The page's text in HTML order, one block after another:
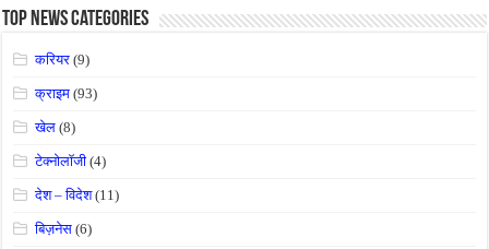
Top News Categories
करियर (9)
क्राइम (93)
खेल (8)
टेक्नोलॉजी (4)
देश – विदेश(11)
बिज़नेस (6)